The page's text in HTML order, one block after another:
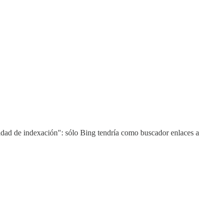
de indexación": sólo Bing tendría como buscador enlaces a